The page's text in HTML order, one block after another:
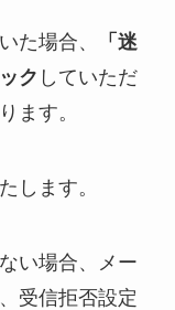
た場合、
「迷
ク していただ
ます。
します。
い場合、メー
受信拒否設定